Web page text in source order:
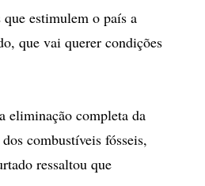
estimulem o país a
que vai querer condições
eliminação completa da
combustíveis fósseis,
ressaltou que